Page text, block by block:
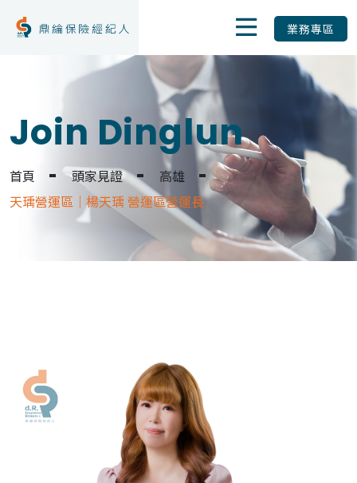
業務專區
Join Dinglun
首頁 頭家見證
高雄
天瑀營運區｜楊天瑀 營運區營運長